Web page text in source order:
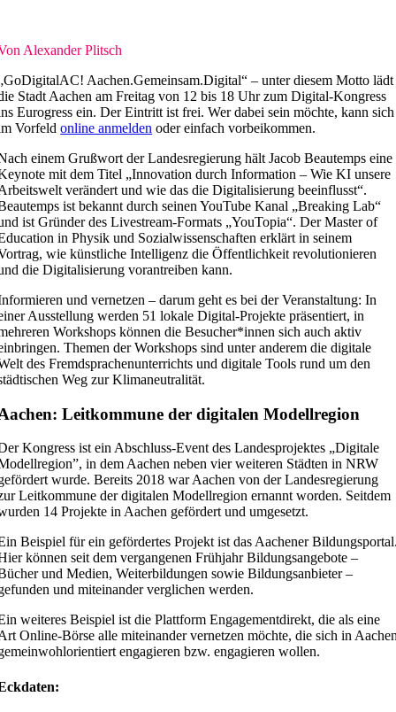
Alexander Plitsch
Aachen.Gemeinsam.Digital“ – unter diesem Motto lädt
Stadt Aachen am Freitag von 12 bis 18 Uhr zum Digital-Kongress
Eurogress ein. Der Eintritt ist frei. Wer dabei sein möchte, kann sich
Vorfeldonline anmelden oder einfach vorbeikommen.
einem Grußwort der Landesregierung hält Jacob Beautemps eine
mit dem Titel „Innovation durch Information – Wie KI unsere
verändert und wie das die Digitalisierung beeinflusst“.
ist bekannt durch seinen YouTube Kanal „Breaking Lab“
ist Gründer des Livestream-Formats „YouTopia“. Der Master of
in Physik und Sozialwissenschaften erklärt in seinem
wie künstliche Intelligenz die Öffentlichkeit revolutionieren
die Digitalisierung vorantreiben kann.
und vernetzen – darum geht es bei der Veranstaltung: In
Ausstellung werden 51 lokale Digital-Projekte präsentiert, in
Workshops können die Besucher*innen sich auch aktiv
Themen der Workshops sind unter anderem die digitale
des Fremdsprachenunterrichts und digitale Tools rund um den
Weg zur Klimaneutralität.
Leitkommune der digitalen Modellregion
Kongress ist ein Abschluss-Event des Landesprojektes „Digitale
in dem Aachen neben vier weiteren Städten in NRW
wurde. Bereits 2018 war Aachen von der Landesregierung
Leitkommune der digitalen Modellregion ernannt worden. Seitdem
14 Projekte in Aachen gefördert und umgesetzt.
Beispiel für ein gefördertes Projekt ist das Aachener
können seit dem vergangenen Frühjahr Bildungsangebote –
und Medien, Weiterbildungen sowie Bildungsanbieter –
und miteinander verglichen werden.
weiteres Beispiel ist die Plattform Engagementdirekt, die als eine
Online-Börse alle miteinander vernetzen möchte, die sich in
engagieren bzw. engagieren wollen.